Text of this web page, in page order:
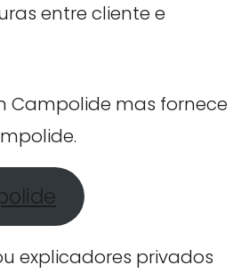
entre cliente e
Campolide mas fornece
explicadores privados